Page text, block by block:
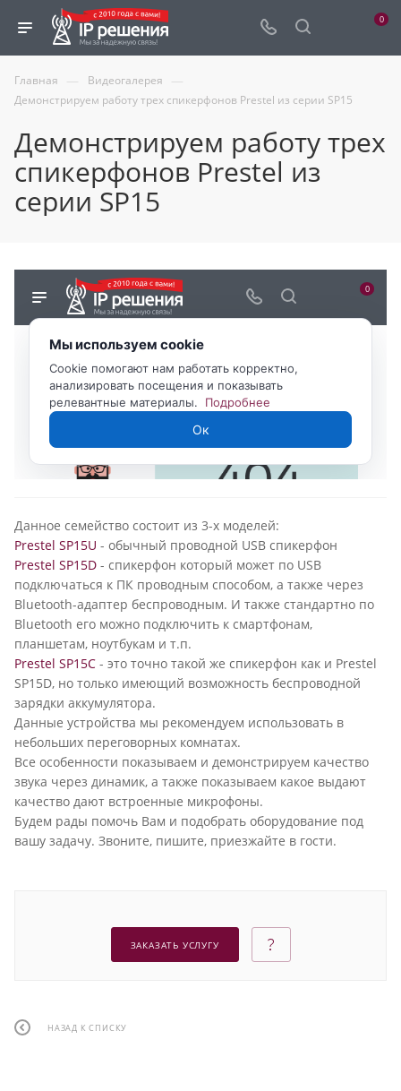
0
Главная — Видеогалерея —
Демонстрируем работу трех спикерфонов Prestel из серии SP15
Демонстрируем работу трех
спикерфонов Prestel из
серии SP15
Данное семейство состоит из 3-х моделей:
Prestel SP15U - обычный проводной USB спикерфон
Prestel SP15D - спикерфон который может по USB
подключаться к ПК проводным способом, а также через
Bluetooth-адаптер беспроводным. И также стандартно по
Bluetooth его можно подключить к смартфонам,
планшетам, ноутбукам и т.п.
Prestel SP15С - это точно такой же спикерфон как и Prestel
SP15D, но только имеющий возможность беспроводной
зарядки аккумулятора.
Данные устройства мы рекомендуем использовать в
небольших переговорных комнатах.
Все особенности показываем и демонстрируем качество
звука через динамик, а также показываем какое выдают
качество дают встроенные микрофоны.
Будем рады помочь Вам и подобрать оборудование под
вашу задачу. Звоните, пишите, приезжайте в гости.
ЗАКАЗАТЬ УСЛУГУ
НАЗАД К СПИСКУ